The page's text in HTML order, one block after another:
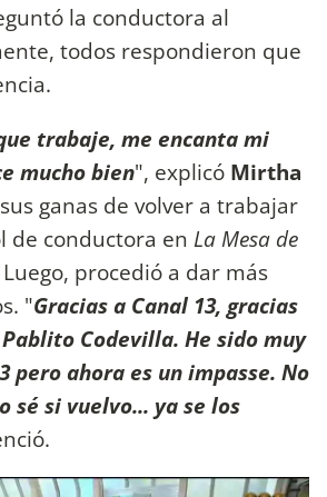
la conductora al
todos respondieron que
trabaje, me encanta mi
mucho bien", explicó Mirtha
ganas de volver a trabajar
de conductora en La Mesa de
procedió a dar más
"Gracias a Canal 13, gracias
Codevilla. He sido muy
pero ahora es un impasse. No
sé si vuelvo... ya se los